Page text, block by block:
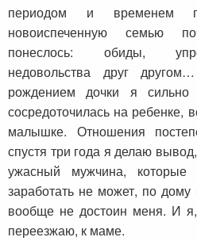
периодом и временем
новоиспеченную семью
понеслось: обиды,
недовольства друг
рождением дочки я сильно
сосредоточилась на ребенке,
малышке. Отношения
спустя три года я делаю
ужасный мужчина,
заработать не может, по дому
вообще не достоин меня. И
переезжаю, к маме.